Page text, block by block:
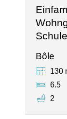
Schule
Bôle
130
6.5
2